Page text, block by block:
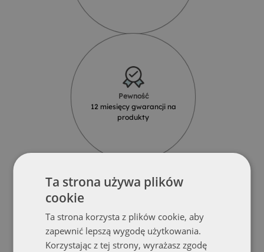
Pewność
12 miesięcy gwarancji na
produkty
Solidność
Produkty z najlepszych materiałów
od renomowanych dostawców
Ta strona używa plików
cookie
Ta strona korzysta z plików cookie, aby
zapewnić lepszą wygodę użytkowania.
Korzystając z tej strony, wyrażasz zgodę